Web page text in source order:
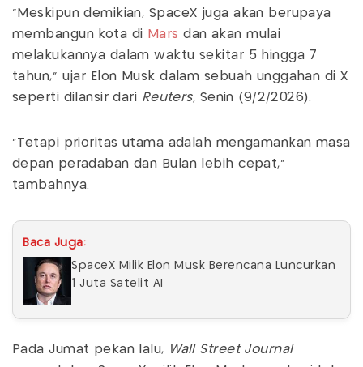
"Meskipun demikian, SpaceX juga akan berupaya
membangun kota di Mars dan akan mulai
melakukannya dalam waktu sekitar 5 hingga 7
tahun,” ujar Elon Musk dalam sebuah unggahan di X
seperti dilansir dari Reuters, Senin (9/2/2026).
“Tetapi prioritas utama adalah mengamankan masa
depan peradaban dan Bulan lebih cepat,"
tambahnya.
Baca Juga:
SpaceX Milik Elon Musk Berencana Luncurkan
1 Juta Satelit AI
Pada Jumat pekan lalu,
Wall Street Journal